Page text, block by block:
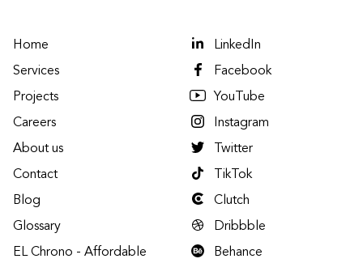
Home
Services
Projects
Careers
About us
Contact
Blog
Glossary
EL Chrono - Affordable
LinkedIn
Facebook
YouTube
Instagram
Twitter
TikTok
Clutch
Dribbble
Behance